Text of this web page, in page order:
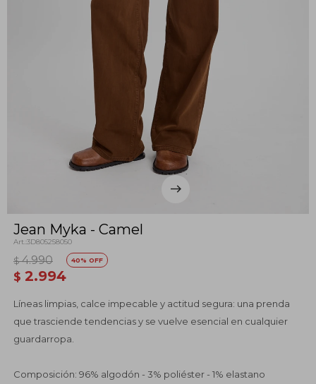
Jean Myka - Camel
3D805258050
$ 2.994
$ 4.990 40
Líneas limpias, calce impecable y actitud segura: una prenda
que trasciende tendencias y se vuelve esencial en cualquier
guardarropa.
Composición: 96% algodón - 3% poliéster - 1% elastano